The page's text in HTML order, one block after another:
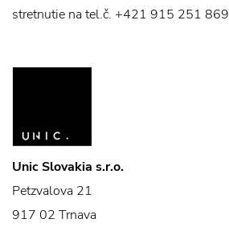
stretnutie na tel.č. +421 915 251 869
Unic Slovakia s.r.o.
Petzvalova 21
917 02 Trnava